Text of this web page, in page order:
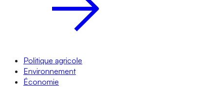
Politique agricole
Environnement
Économie